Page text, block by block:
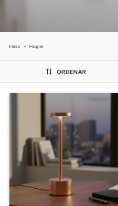
Inicio > Hogar
ORDENAR